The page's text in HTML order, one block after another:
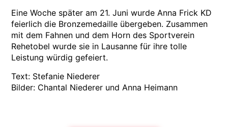
Eine Woche später am 21. Juni wurde Anna Frick KD
feierlich die Bronzemedaille übergeben. Zusammen
mit dem Fahnen und dem Horn des Sportverein
Rehetobel wurde sie in Lausanne für ihre tolle
Leistung würdig gefeiert.
Text: Stefanie Niederer
Bilder: Chantal Niederer und Anna Heimann